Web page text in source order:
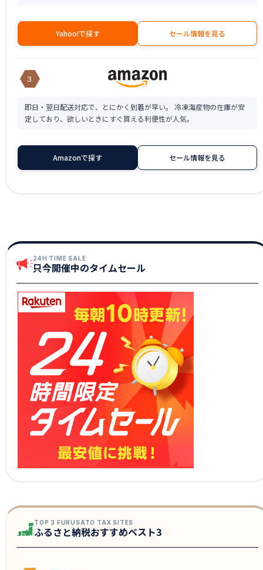
Yahoo!で探す セール情報を見る
3
即日・翌日配送対応で、とにかく到着が早い。 冷凍海産物の在庫が安
定しており、欲しいときにすぐ買える利便性が人気。
Amazonで探す セール情報を見る
24H TIME SALE
只今開催中のタイムセール
TOP 3 FURUSATO TAX SITES
ふるさと納税おすすめベスト3